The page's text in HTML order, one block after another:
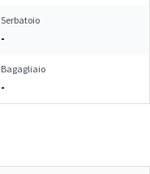
Serbatoio
-
Bagagliaio
-